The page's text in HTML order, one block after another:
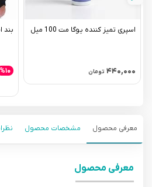
اسپری تمیز کننده یوگا مت 100 میل
۴۴۰,۰۰۰ تومان %۱۰
معرفی محصول مشخصات محصول
معرفی محصول